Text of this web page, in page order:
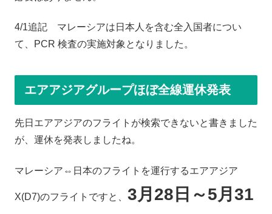
4/1追記 マレーシアは日本人を含む全入国者につい
て、PCR 検査の実施対象となりました。
エアアジアグループほぼ全線運休発表
先日エアアジアのフライトが検索できないと書きました
が、運休を発表しましたね。
マレーシア⇔日本のフライトを運行するエアアジア
X(D7)のフライトですと、 3月28日～5月31